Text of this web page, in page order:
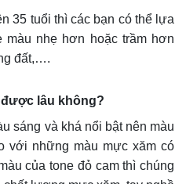
35 tuổi thì các bạn có thể lựa
màu nhẹ hơn hoặc trầm hơn
đất,….
được lâu không?
sáng và khá nổi bật nên màu
với những màu mực xăm có
của tone đỏ cam thì chúng